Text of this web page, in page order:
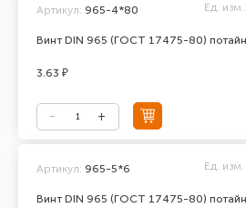
Винт DIN 965 (ГОСТ 17475-80)
Артикул: 965-4*80 Ед. изм.
3.63 ₽
Винт DIN 965 (ГОСТ 17475-80)
Артикул: 965-5*6 Ед. изм.